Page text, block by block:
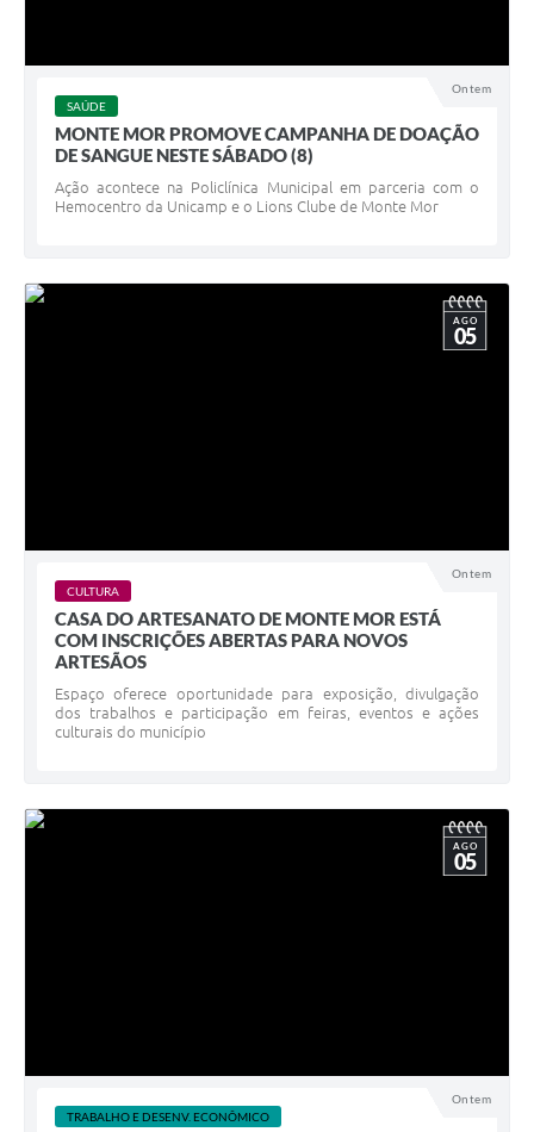
Ontem
SAÚDE
MONTE MOR PROMOVE CAMPANHA DE DOAÇÃO
DE SANGUE NESTE SÁBADO (8)
Ação acontece na Policlínica Municipal em parceria com o
Hemocentro da Unicamp e o Lions Clube de Monte Mor
Ontem
AGO
05
CULTURA
CASA DO ARTESANATO DE MONTE MOR ESTÁ
COM INSCRIÇÕES ABERTAS PARA NOVOS
ARTESÃOS
Espaço oferece oportunidade para exposição, divulgação
dos trabalhos e participação em feiras, eventos e ações
culturais do município
Ontem
AGO
05
TRABALHO E DESENV. ECONÔMICO